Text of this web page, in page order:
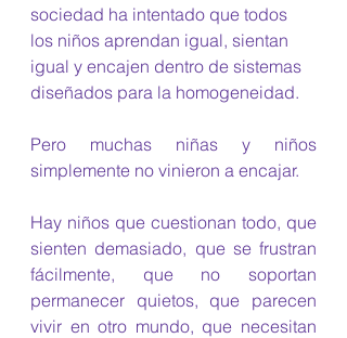
sociedad ha intentado que todos
los niños aprendan igual, sientan
igual y encajen dentro de sistemas
diseñados para la homogeneidad.
Pero muchas niñas y niños
simplemente no vinieron a encajar.
Hay niños que cuestionan todo, que
sienten demasiado, que se frustran
fácilmente, que no soportan
permanecer quietos, que parecen
vivir en otro mundo, que necesitan